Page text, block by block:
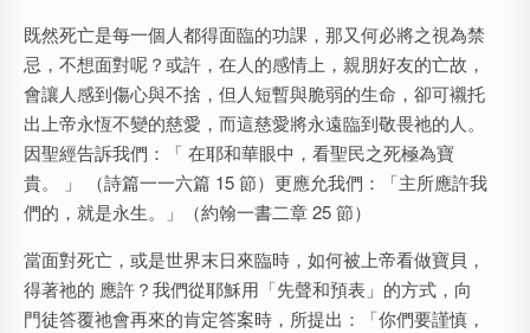
既然死亡是每一個人都得面臨的功課，那又何必將之視為禁
忌，不想面對呢？或許，在人的感情上，親朋好友的亡故，
會讓人感到傷心與不捨，但人短暫與脆弱的生命，卻可襯托
出上帝永恆不變的慈愛，而這慈愛將永遠臨到敬畏祂的人。
因聖經告訴我們：「 在耶和華眼中，看聖民之死極為寶
貴。 」 （詩篇一一六篇 15 節）更應允我們：「主所應許我
們的，就是永生。」（約翰一書二章 25 節）
當面對死亡，或是世界末日來臨時，如何被上帝看做寶貝，
得著祂的 應許？我們從耶穌用「先聲和預表」的方式，向
門徒答覆祂會再來的肯定答案時，所提出：「你們要謹慎，